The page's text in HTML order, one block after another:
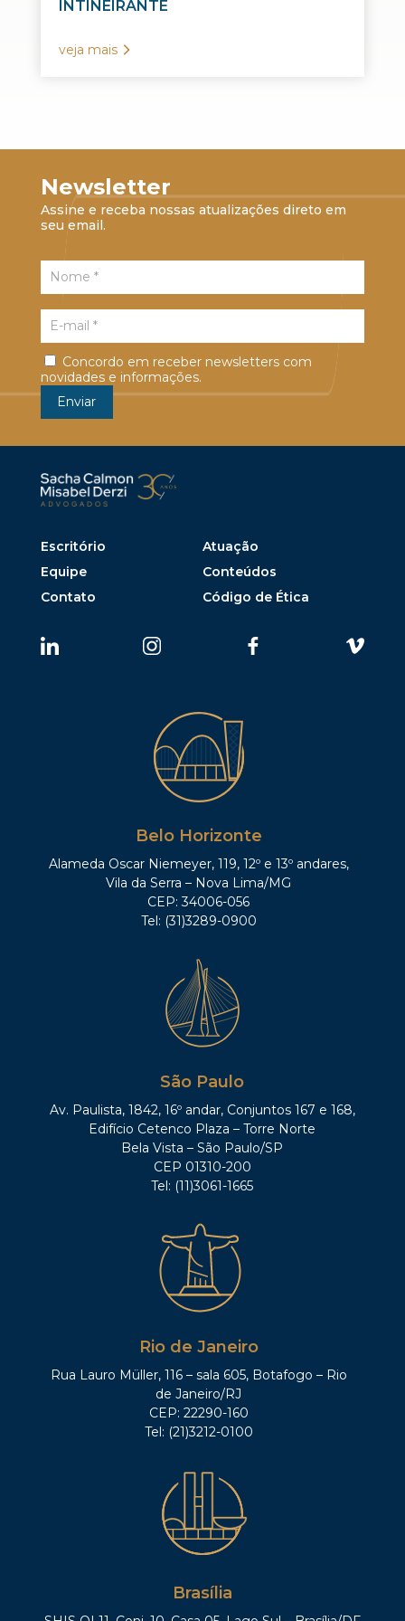
INTINEIRANTE
veja mais
Newsletter
Assine e receba nossas atualizações direto em
seu email.
Concordo em receber newsletters com
novidades e informações.
Escritório
Atuação
Equipe
Conteúdos
Contato
Código de Ética
Belo Horizonte
Alameda Oscar Niemeyer, 119, 12º e 13º andares,
Vila da Serra – Nova Lima/MG
CEP: 34006-056
Tel: (31)3289-0900
São Paulo
Av. Paulista, 1842, 16º andar, Conjuntos 167 e 168,
Edifício Cetenco Plaza – Torre Norte
Bela Vista – São Paulo/SP
CEP 01310-200
Tel: (11)3061-1665
Rio de Janeiro
Rua Lauro Müller, 116 – sala 605, Botafogo – Rio
de Janeiro/RJ
CEP: 22290-160
Tel: (21)3212-0100
Brasília